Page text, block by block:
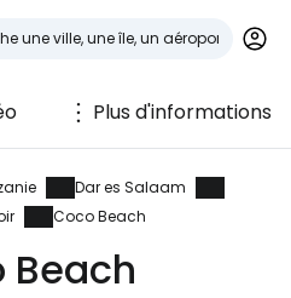
Plus d'informations
Dar es Salaam
Coco Beach
Beach
à